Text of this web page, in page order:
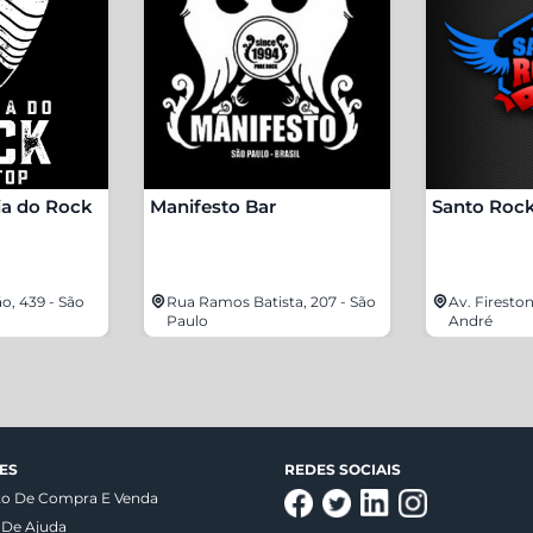
do Rock
439 - São
Manifesto Bar
Rua Ramos Batista, 207 - São
Paulo
Santo
Av.
André
De Compra E Venda
Ajuda
REDES SOCIAIS